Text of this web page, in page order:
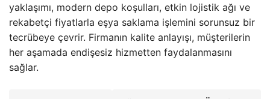
yaklaşımı, modern depo koşulları, etkin lojistik ağı ve
rekabetçi fiyatlarla eşya saklama işlemini sorunsuz bir
tecrübeye çevrir. Firmanın kalite anlayışı, müşterilerin
her aşamada endişesiz hizmetten faydalanmasını
sağlar.